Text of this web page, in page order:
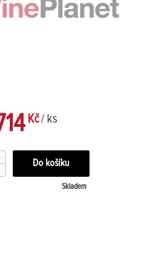
Kč/ ks
Skladem